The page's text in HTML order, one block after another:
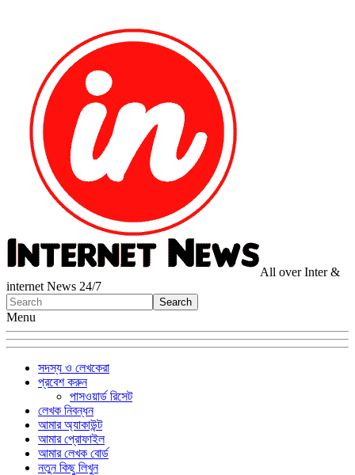
All over Inter &
internet News 24/7
Menu
সদস্য ও লেখকেরা
প্রবেশ করুন
পাসওয়ার্ড রিসেট
লেখক নিবন্ধন
আমার অ্যাকাউন্ট
আমার প্রোফাইল
আমার লেখক বোর্ড
নতুন কিছু লিখুন